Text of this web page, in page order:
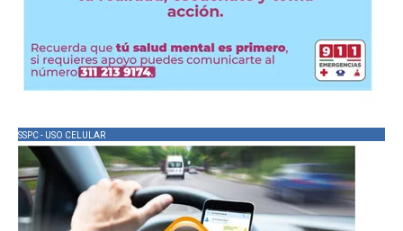
SSPC - USO CELULAR